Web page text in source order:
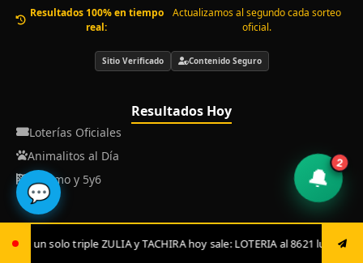
hoy sale: LOTERIA al 8621 luego envía ya: ANIMAL al 8621
Resultados 100% en tiempo
real:
Actualizamos al segundo cada sorteo
oficial.
Sitio Verificado Contenido Seguro
Resultados Hoy
Loterías Oficiales
Animalitos al Día
Hipismo y 5y6
WhatsApp
🔔
2
💬